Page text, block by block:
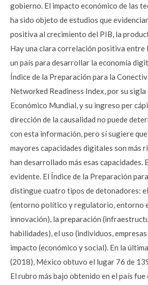
gobierno. El impacto económico de las
ha sido objeto de estudios que
positiva al crecimiento del PIB, la
Hay una clara correlación positiva entre
un país para desarrollar la economía
Índice de la Preparación para la
Networked Readiness Index, por su
Económico Mundial, y su ingreso per
dirección de la causalidad no puede
con esta información, pero sí sugiere
mayores capacidades digitales son más
han desarrollado más esas capacidades.
evidente. El Índice de la Preparación
distingue cuatro tipos de detonadores:
(entorno político y regulatorio, entorno
innovación), la preparación
habilidades), el uso (individuos,
impacto (económico y social). En la
(2018), México obtuvo el lugar 76 de
El rubro más bajo obtenido en el país fue